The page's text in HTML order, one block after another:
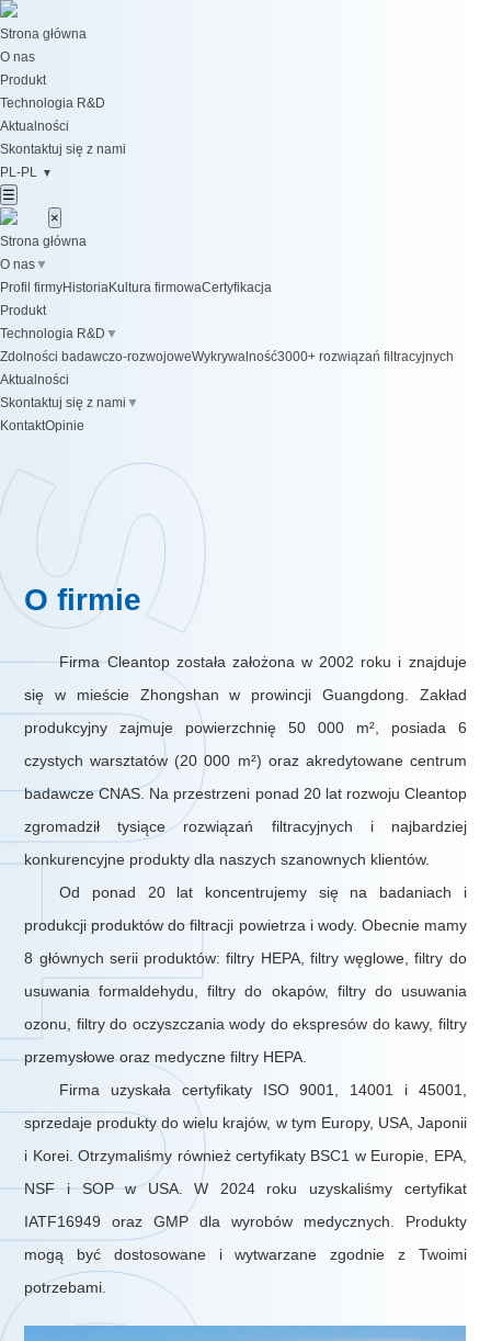
Strona główna
O nas
Produkt
Technologia R&D
Aktualności
Skontaktuj się z nami
PL-PL ▼
☰
×
Strona główna
O nas▼
Profil firmyHistoriaKultura firmowaCertyfikacja
Produkt
Technologia R&D ▼
Zdolności badawczo-rozwojoweWykrywalność3000+ rozwiązań filtracyjnych
Aktualności
Skontaktuj się z nami ▼
KontaktOpinie
O firmie
Firma Cleantop została założona w 2002 roku i znajduje
się w mieście Zhongshan w prowincji Guangdong. Zakład
produkcyjny zajmuje powierzchnię 50 000 m², posiada 6
czystych warsztatów (20 000 m²) oraz akredytowane centrum
badawcze CNAS. Na przestrzeni ponad 20 lat rozwoju Cleantop
zgromadził tysiące rozwiązań filtracyjnych i najbardziej
konkurencyjne produkty dla naszych szanownych klientów.
Od ponad 20 lat koncentrujemy się na badaniach i
produkcji produktów do filtracji powietrza i wody. Obecnie mamy
8 głównych serii produktów: filtry HEPA, filtry węglowe, filtry do
usuwania formaldehydu, filtry do okapów, filtry do usuwania
ozonu, filtry do oczyszczania wody do ekspresów do kawy, filtry
przemysłowe oraz medyczne filtry HEPA.
Firma uzyskała certyfikaty ISO 9001, 14001 i 45001,
sprzedaje produkty do wielu krajów, w tym Europy, USA, Japonii
i Korei. Otrzymaliśmy również certyfikaty BSC1 w Europie, EPA,
NSF i SOP w USA. W 2024 roku uzyskaliśmy certyfikat
IATF16949 oraz GMP dla wyrobów medycznych. Produkty
mogą być dostosowane i wytwarzane zgodnie z Twoimi
potrzebami.